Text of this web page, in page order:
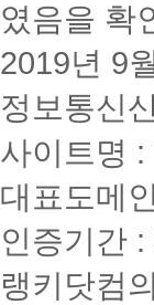
였음을 확
2019년 9
정보통신
사이트명 :
대표도메
인증기간
랭키닷컴